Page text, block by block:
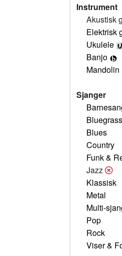
Instrument
Akustisk
Elektrisk
Ukulele
Banjo
Mandolin
Sjanger
Bluegrass
Blues
Country
Funk &
Jazz
Klassisk
Metal
Multi-
Pop
Rock
Viser &